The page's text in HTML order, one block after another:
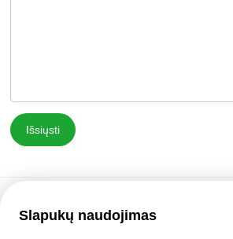
Išsiųsti
Slapukų naudojimas
Pagalbos tarnyba